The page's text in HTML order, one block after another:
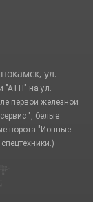
ул.
"АТП" на ул.
первой железной
", белые
ворота "Ионные